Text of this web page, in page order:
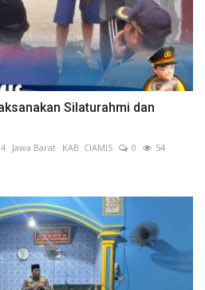
Silaturahmi dan
Jawa Barat KAB. CIAMIS 0
54